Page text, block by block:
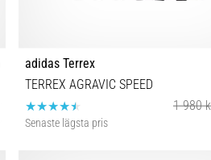
adidas Terrex
TERREX AGRAVIC SPEED
1 980
Senaste lägsta pris